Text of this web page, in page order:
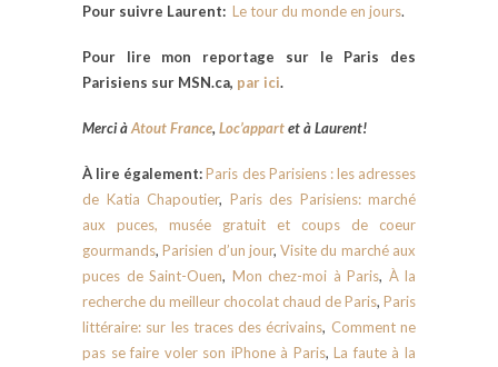
Pour suivre Laurent: Le tour du monde en jours.
Pour lire mon reportage sur le Paris des
Parisiens sur MSN.ca, par ici.
Merci àAtout France, Loc’appartet à Laurent!
À lire également:Paris des Parisiens : les adresses
de Katia Chapoutier, Paris des Parisiens: marché
aux puces, musée gratuit et coups de coeur
gourmands, Parisien d’un jour,Visite du marché aux
puces de Saint-Ouen, Mon chez-moi à Paris, À la
recherche du meilleur chocolat chaud de Paris, Paris
littéraire: sur les traces des écrivains, Comment ne
pas se faire voler son iPhone à Paris,La faute à la